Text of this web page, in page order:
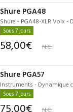
Shure PGA48
Shure - PGA48-XLR Voix -
Sous 7 jours
58,00€ N.C.
Shure PGA57
Instruments - Dynamique
Sous 7 jours
75,00€ N.C.